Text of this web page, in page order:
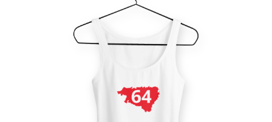
MAISON & DÉCO